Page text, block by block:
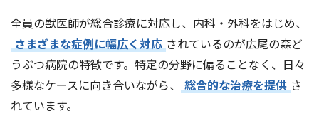
全員の獣医師が総合診療に対応し、内科・外科をはじめ、
さまざまな症例に幅広く対応 されているのが広尾の森ど
うぶつ病院の特徴です。特定の分野に偏ることなく、日々
多様なケースに向き合いながら、
総合的な治療を提供 さ
れています。